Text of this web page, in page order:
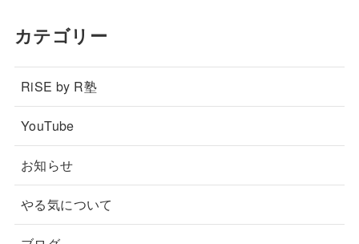
カテゴリー
RiSE by R塾
YouTube
お知らせ
やる気について